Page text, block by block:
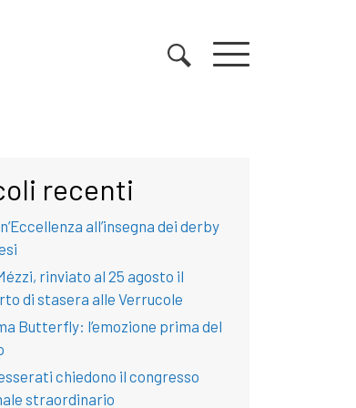
recenti
all’insegna dei derby
rinviato al 25 agosto il
di stasera alle Verrucole
Butterfly: l’emozione prima del
chiedono il congresso
straordinario